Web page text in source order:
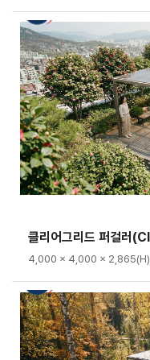
4,000 × 4,000 × 2,865(H)